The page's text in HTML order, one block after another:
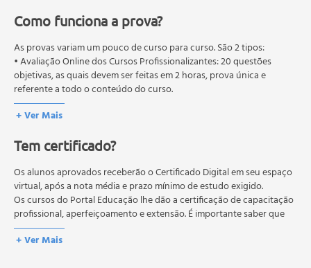
Levantamento de necessidades
Cerimonialista, apresentador de eventos e mestre de
cerimônias
O porquê das cerimônias
Os elementos das cerimônias
Dicas úteis para cerimonialistas
Tipos de cerimonial
Perfil do profissional de cerimonial
Ordem de precedência
Da presidência
Do lugar a honra
Da representação
Representações consulares
Como funciona a prova?
As provas variam um pouco de curso para curso. São 2 tipos:
• Avaliação Online dos Cursos Profissionalizantes: 20 questões
objetivas, as quais devem ser feitas em 2 horas, prova única e
referente a todo o conteúdo do curso.
• Avaliação Online dos Cursos Livres: 10 questões objetivas, as quais
devem ser feitas em 1 hora, prova única e referente a todo o
Os estudos, atividades e avaliações devem ser feitos dentro do
A média final deve ser igual ou superior a 60%para a conclusão e
recebimento do certificado digital do curso. Em caso de reprovação,
o aluno poderá realizar novamente a prova dentro do período do
curso quantas vezes desejar. Os cursos gratuitos não possuem nova
prova, atividades reflexivas e descritivas.
+ Ver Mais
Tem certificado?
Os alunos aprovados receberão o Certificado Digital em seu espaço
virtual, após a nota média e prazo mínimo de estudo exigido.
Os cursos do Portal Educação lhe dão a certificação de capacitação
profissional, aperfeiçoamento e extensão. É importante saber que
esses títulos não se equivalem às certificações de cursos técnicos ou
de formação escolar, e não dão o direito de assumir
+ Ver Mais